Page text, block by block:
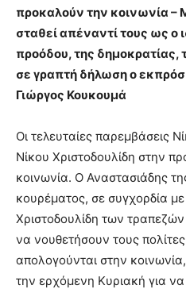
προκαλούν την κοινωνία –
σταθεί απέναντί τους ως ο
προόδου, της δημοκρατίας,
σε γραπτή δήλωση ο
Γιώργος Κουκουμά
Οι τελευταίες παρεμβάσεις
Νίκου Χριστοδουλίδη στην
κοινωνία. Ο Αναστασιάδης
κουρέματος, σε συγχορδία
Χριστοδουλίδη των
να νουθετήσουν τους
απολογούνται στην
την ερχόμενη Κυριακή για